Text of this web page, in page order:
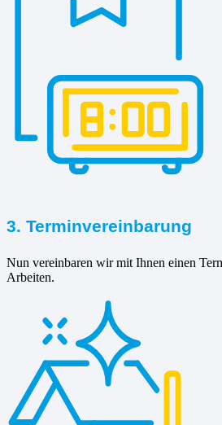
3. Terminvereinbarung
Nun vereinbaren wir mit Ihnen einen
Arbeiten.